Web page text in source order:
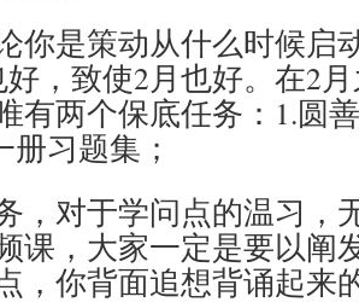
你是策动从什么时候启
，致使2月也好。在2
有两个保底任务：1.圆
册习题集；
，对于学问点的温习，
课，大家一定是要以阐
，你背面追想背诵起来